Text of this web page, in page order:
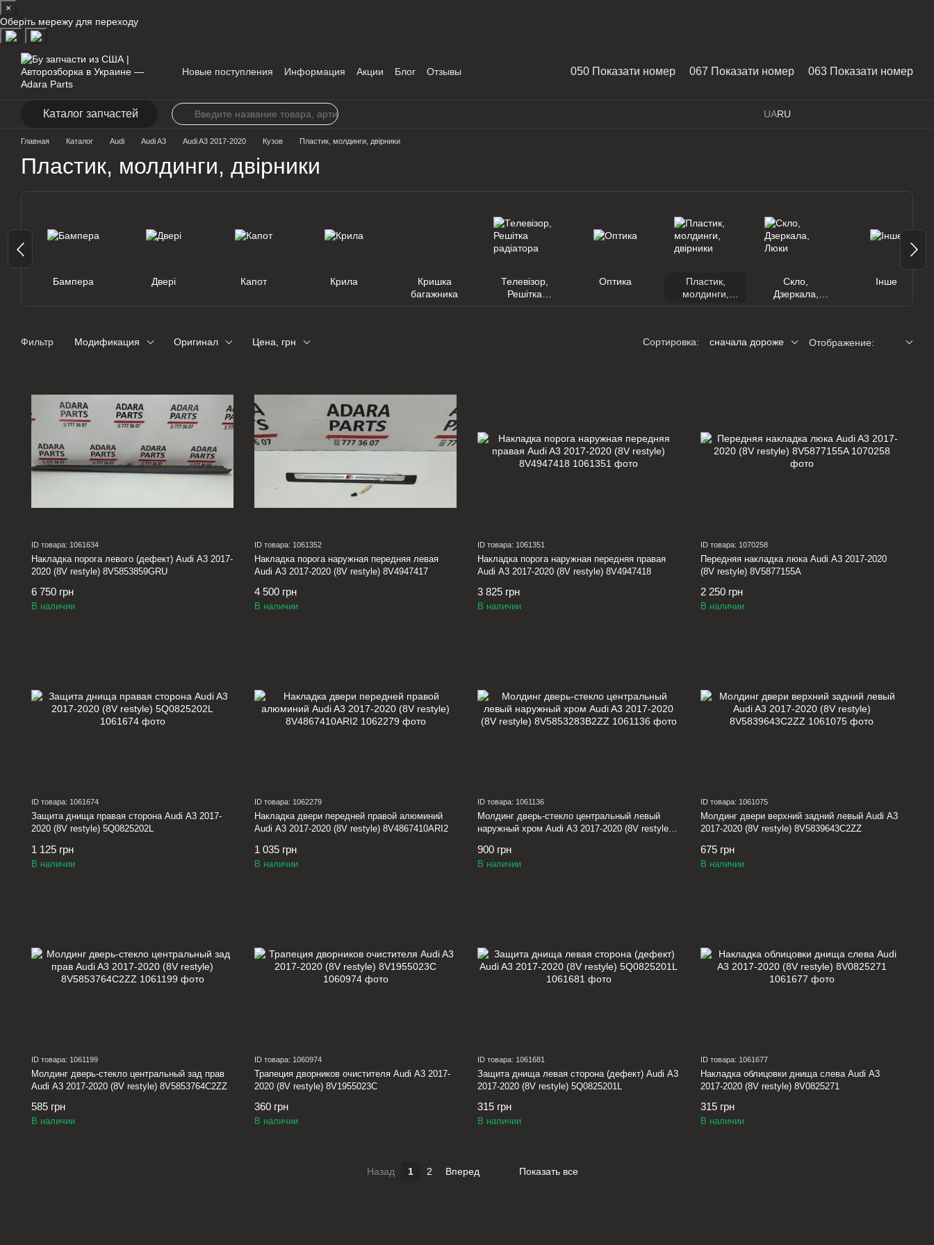
×
Оберіть мережу для переходу
Новые поступления Информация Акции Блог
Отзывы
050 Показати номер 067 Показати номер 063 Показати номер
Каталог запчастей UARU
Главная Каталог Audi Audi A3 Audi A3 2017-2020 Кузов Пластик, молдинги, двірники
Пластик, молдинги, двірники
Бампера Двері Капот Крила
Кришка
багажника
Телевізор,
Решітка
Оптика
Пластик,
молдинги,
двірники
Скло,
Дзеркала,
Інше
Фильтр Модификация Оригинал Цена, грн Сортировка: сначала дороже Отображение:
ID товара: 1061634
Накладка порога левого (дефект) Audi A3 2017-
2020 (8V restyle) 8V5853859GRU
6 750 грн
В наличии
ID товара: 1061352
Накладка порога наружная передняя левая
Audi A3 2017-2020 (8V restyle) 8V4947417
4 500 грн
В наличии
ID товара: 1061351
Накладка порога наружная передняя правая
Audi A3 2017-2020 (8V restyle) 8V4947418
3 825 грн
В наличии
ID товара: 1070258
Передняя накладка люка Audi A3 2017-2020
(8V restyle) 8V5877155A
2 250 грн
В наличии
ID товара: 1061674
Защита днища правая сторона Audi A3 2017-
2020 (8V restyle) 5Q0825202L
1 125 грн
В наличии
ID товара: 1062279
Накладка двери передней правой алюминий
Audi A3 2017-2020 (8V restyle) 8V4867410ARI2
1 035 грн
В наличии
ID товара: 1061136
Молдинг дверь-стекло центральный левый
наружный хром Audi A3 2017-2020 (8V restyle)
900 грн
В наличии
ID товара: 1061075
Молдинг двери верхний задний левый Audi A3
2017-2020 (8V restyle) 8V5839643C2ZZ
675 грн
В наличии
ID товара: 1061199
Молдинг дверь-стекло центральный зад прав
Audi A3 2017-2020 (8V restyle) 8V5853764C2ZZ
585 грн
В наличии
ID товара: 1060974
Трапеция дворников очистителя Audi A3 2017-
2020 (8V restyle) 8V1955023C
360 грн
В наличии
ID товара: 1061681
Защита днища левая сторона (дефект) Audi A3
2017-2020 (8V restyle) 5Q0825201L
315 грн
В наличии
ID товара: 1061677
Накладка облицовки днища слева Audi A3
2017-2020 (8V restyle) 8V0825271
315 грн
В наличии
Назад 1 2 Вперед Показать все